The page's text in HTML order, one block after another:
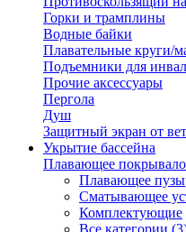
Горки и трамплины
Водные байки
Плавательные круги/
Подъемники для
Прочие аксессуары
Пергола
Душ
Защитный экран от
Укрытие бассейна
Плавающее покрывало
Плавающее
Сматывающее
Комплектующие
Все категории